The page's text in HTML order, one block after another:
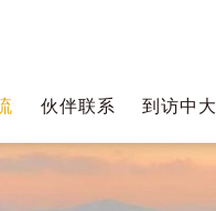
伙伴联系 到访中大